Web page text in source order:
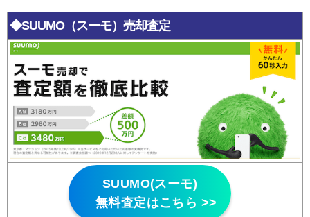
◆SUUMO（スーモ）売却査定
SUUMO(スーモ)
無料査定はこちら >>